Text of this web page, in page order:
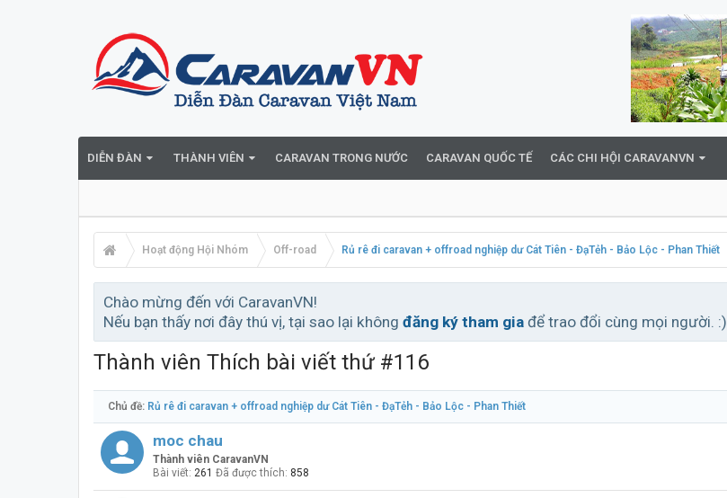
DIỄN ĐÀN THÀNH VIÊN CARAVAN TRONG NƯỚC CARAVAN QUỐC TẾ CÁC CHI HỘI CARAVANVN
Hoạt động Hội Nhóm Off-road Rủ rê đi caravan + offroad nghiệp dư Cát Tiên - ĐạTẻh - Bảo Lộc - Phan Thiết
Chào mừng đến với CaravanVN!
Nếu bạn thấy nơi đây thú vị, tại sao lại không đăng ký tham gia để trao đổi cùng mọi người. :)
Thành viên Thích bài viết thứ #116
Chủ đề: Rủ rê đi caravan + offroad nghiệp dư Cát Tiên - ĐạTẻh - Bảo Lộc - Phan Thiết
moc chau
Thành viên CaravanVN
Bài viết: 261 Đã được thích: 858